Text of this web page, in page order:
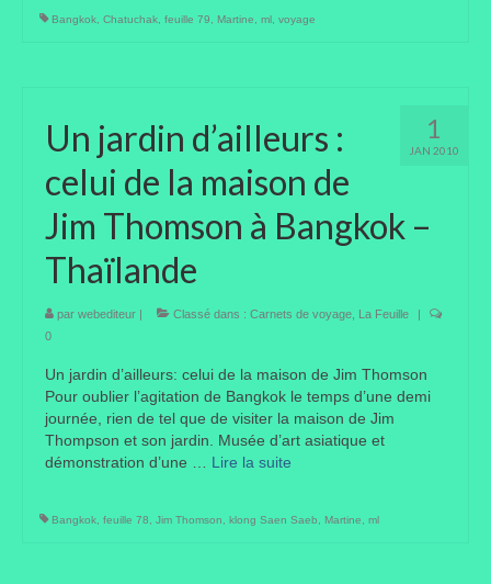
Flore et faune
Liens préférés de JPL
Dictons
Recettes
Entrées
Bangkok Chatuchak feuille 79 Martine ml voyage
1
JAN 2010
Un jardin d’ailleurs :
celui de la maison de
Jim Thomson à Bangkok –
Thaïlande
par webediteur | Classé dans : Carnets de voyage La Feuille
|
0
Un jardin d’ailleurs: celui de la maison de Jim Thomson
Pour oublier l’agitation de Bangkok le temps d’une demi
journée, rien de tel que de visiter la maison de Jim
Thompson et son jardin. Musée d’art asiatique et
démonstration d’une … Lire la suite­­
Bangkok feuille 78 Jim Thomson klong Saen Saeb Martine ml